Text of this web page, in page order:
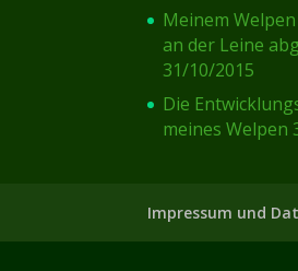
Meinem
an der Leine
31/10/2015
Die
meines Welpen
Impressum und